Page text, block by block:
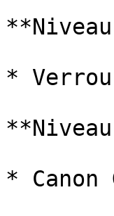
*
* Canon